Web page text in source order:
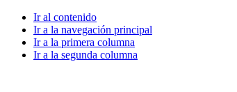
Ir al contenido
Ir a la navegación principal
Ir a la primera columna
Ir a la segunda columna